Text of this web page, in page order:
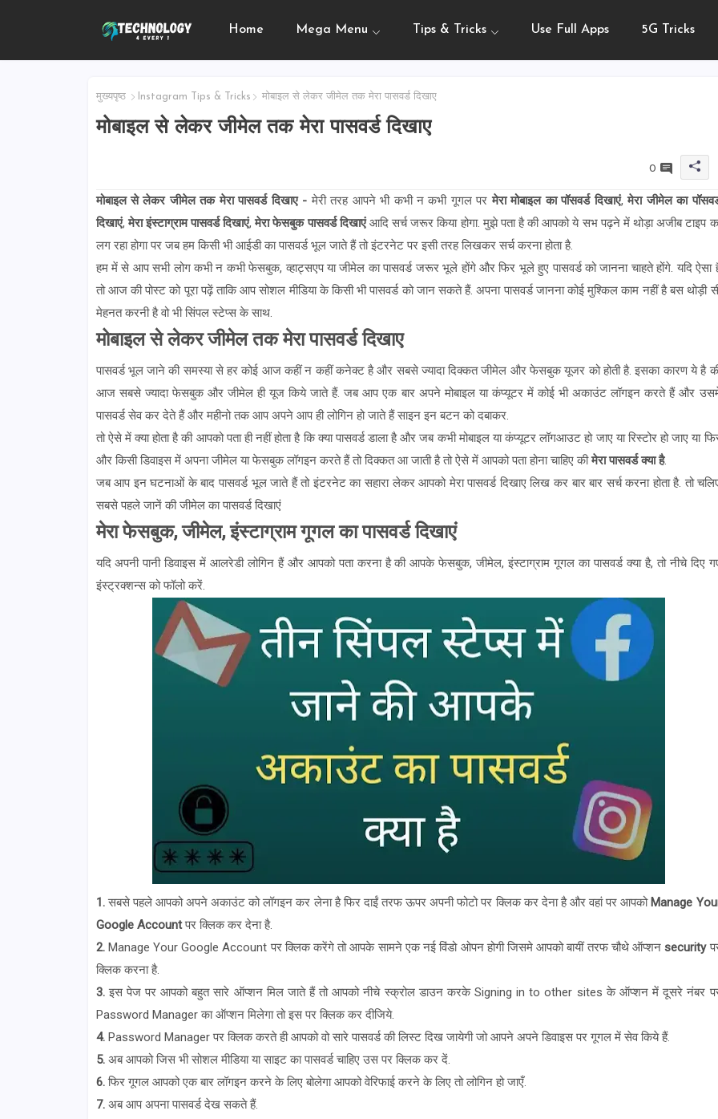
Home Mega Menu Tips & Tricks Use Full Apps 5G Tricks
मुख्यपृष्ठ Instagram Tips & Tricks मोबाइल से लेकर जीमेल तक मेरा पासवर्ड दिखाए
मोबाइल से लेकर जीमेल तक मेरा पासवर्ड दिखाए
0
मोबाइल से लेकर जीमेल तक मेरा पासवर्ड दिखाए -मेरी तरह आपने भी कभी न कभी गूगल परमेरा मोबाइल का पॉसवर्ड दिखाएं,मेरा जीमेल का
दिखाएं,मेरा इंस्टाग्राम पासवर्ड दिखाएं,मेरा फेसबुक पासवर्ड दिखाएंआदि सर्च जरूर किया होगा. मुझे पता है की आपको ये सभ पढ़ने में थोड़ा अजीब टाइप
लग रहा होगा पर जब हम किसी भी आईडी का पासवर्ड भूल जाते हैं तो इंटरनेट पर इसी तरह लिखकर सर्च करना होता है.
हम में से आप सभी लोग कभी न कभी फेसबुक, व्हाट्सएप या जीमेल का पासवर्ड जरूर भूले होंगे और फिर भूले हुए पासवर्ड को जानना चाहते होंगे. यदि ऐसा
तो आज की पोस्ट को पूरा पढ़ें ताकि आप सोशल मीडिया के किसी भी पासवर्ड को जान सकते हैं. अपना पासवर्ड जानना कोई मुश्किल काम नहीं है बस थोड़ी
मेहनत करनी है वो भी सिंपल स्टेप्स के साथ.
मोबाइल से लेकर जीमेल तक मेरा पासवर्ड दिखाए
पासवर्ड भूल जाने की समस्या से हर कोई आज कहीं न कहीं कनेक्ट है और सबसे ज्यादा दिक्कत जीमेल और फेसबुक यूजर को होती है. इसका कारण ये है
आज सबसे ज्यादा फेसबुक और जीमेल ही यूज किये जाते हैं. जब आप एक बार अपने मोबाइल या कंप्यूटर में कोई भी अकाउंट लॉगइन करते हैं और
पासवर्ड सेव कर देते हैं और महीनो तक आप अपने आप ही लोगिन हो जाते हैं साइन इन बटन को दबाकर.
तो ऐसे में क्या होता है की आपको पता ही नहीं होता है कि क्या पासवर्ड डाला है और जब कभी मोबाइल या कंप्यूटर लॉगआउट हो जाए या रिस्टोर हो जाए या
और किसी डिवाइस में अपना जीमेल या फेसबुक लॉगइन करते हैं तो दिक्कत आ जाती है तो ऐसे में आपको पता होना चाहिए कीमेरा पासवर्ड क्या है.
जब आप इन घटनाओं के बाद पासवर्ड भूल जाते हैं तो इंटरनेट का सहारा लेकर आपको मेरा पासवर्ड दिखाए लिख कर बार बार सर्च करना होता है. तो
सबसे पहले जानें की जीमेल का पासवर्ड दिखाएं
मेरा फेसबुक, जीमेल, इंस्टाग्राम गूगल का पासवर्ड दिखाएं
यदि अपनी पानी डिवाइस में आलरेडी लोगिन हैं और आपको पता करना है की आपके फेसबुक, जीमेल, इंस्टाग्राम गूगल का पासवर्ड क्या है, तो नीचे दिए
इंस्ट्रक्शन्स को फॉलो करें.
1.सबसे पहले आपको अपने अकाउंट को लॉगइन कर लेना है फिर दाईं तरफ ऊपर अपनी फोटो पर क्लिक कर देना है और वहां पर आपको Manage
Google Accountपर क्लिक कर देना है.
2.Manage Your Google Account पर क्लिक करेंगे तो आपके सामने एक नई विंडो ओपन होगी जिसमे आपको बायीं तरफ चौथे ऑप्शनsecurity
क्लिक करना है.
3.इस पेज पर आपको बहुत सारे ऑप्शन मिल जाते हैं तो आपको नीचे स्क्रोल डाउन करके Signing in to other sites के ऑप्शन में दूसरे नंबर
Password Manager का ऑप्शन मिलेगा तो इस पर क्लिक कर दीजिये.
4.Password Manager पर क्लिक करते ही आपको वो सारे पासवर्ड की लिस्ट दिख जायेगी जो आपने अपने डिवाइस पर गूगल में सेव किये हैं.
5.अब आपको जिस भी सोशल मीडिया या साइट का पासवर्ड चाहिए उस पर क्लिक कर दें.
6.फिर गूगल आपको एक बार लॉगइन करने के लिए बोलेगा आपको वेरिफाई करने के लिए तो लोगिन हो जाएँ.
7. अब आप अपना पासवर्ड देख सकते हैं.